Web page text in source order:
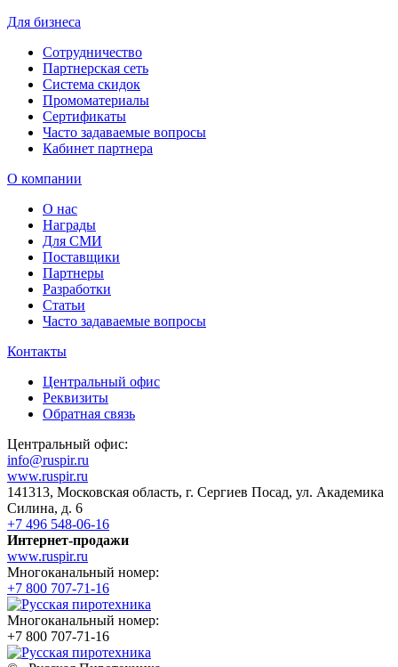
Для бизнеса
Сотрудничество
Партнерская сеть
Система скидок
Промоматериалы
Сертификаты
Часто задаваемые вопросы
Кабинет партнера
О компании
О нас
Награды
Для СМИ
Поставщики
Партнеры
Разработки
Статьи
Часто задаваемые вопросы
Контакты
Центральный офис
Реквизиты
Обратная связь
Центральный офис:
info@ruspir.ru
www.ruspir.ru
141313, Московская область, г. Сергиев Посад, ул. Академика
Силина, д. 6
+7 496 548-06-16
Интернет-продажи
www.ruspir.ru
Многоканальный номер:
+7 800 707-71-16
Многоканальный номер:
+7 800 707-71-16